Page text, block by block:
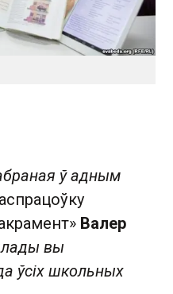
ў адным
Валер
вы
ўсіх школьных